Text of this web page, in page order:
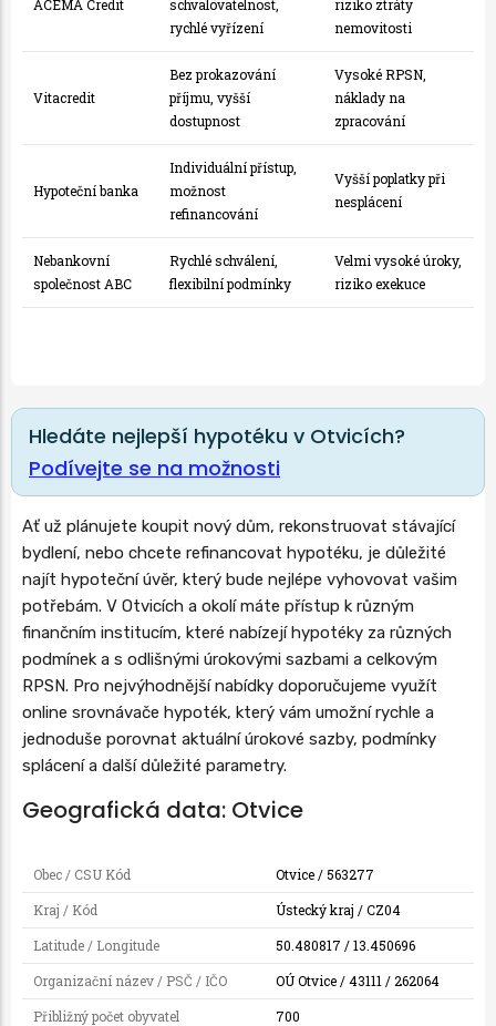
ACEMA Credit
schvalovatelnost,
rychlé vyřízení
riziko ztráty
nemovitosti
Vitacredit
Bez prokazování
příjmu, vyšší
dostupnost
Vysoké RPSN,
náklady na
zpracování
Hypoteční banka
Individuální přístup,
možnost
refinancování
Vyšší poplatky při
nesplácení
Nebankovní
společnost ABC
Rychlé schválení,
flexibilní podmínky
Velmi vysoké úroky,
riziko exekuce
Hledáte nejlepší hypotéku v Otvicích?
Podívejte se na možnosti
Ať už plánujete koupit nový dům, rekonstruovat stávající
bydlení, nebo chcete refinancovat hypotéku, je důležité
najít hypoteční úvěr, který bude nejlépe vyhovovat vašim
potřebám. V Otvicích a okolí máte přístup k různým
finančním institucím, které nabízejí hypotéky za různých
podmínek a s odlišnými úrokovými sazbami a celkovým
RPSN. Pro nejvýhodnější nabídky doporučujeme využít
online srovnávače hypoték, který vám umožní rychle a
jednoduše porovnat aktuální úrokové sazby, podmínky
splácení a další důležité parametry.
Geografická data: Otvice
Obec / CSU Kód
Otvice / 563277
Kraj / Kód
Ústecký kraj / CZ04
Latitude / Longitude
50.480817 / 13.450696
Organizační název / PSČ / IČO
OÚ Otvice / 43111 / 262064
Přibližný počet obyvatel
700